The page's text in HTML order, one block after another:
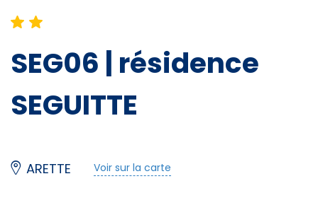
SEG06 | résidence
SEGUITTE
ARETTE Voir sur la carte